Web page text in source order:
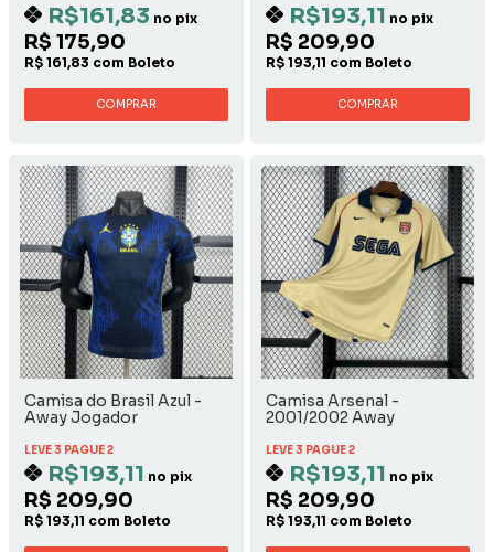
R$161,83 no pix
R$ 175,90
R$ 161,83 com Boleto
COMPRAR
R$193,11 no pix
R$ 209,90
R$ 193,11 com Boleto
COMPRAR
Camisa do Brasil Azul -
Away Jogador
LEVE 3 PAGUE 2
R$193,11 no pix
R$ 209,90
R$ 193,11 com Boleto
Camisa Arsenal -
2001/2002 Away
LEVE 3 PAGUE 2
R$193,11 no pix
R$ 209,90
R$ 193,11 com Boleto